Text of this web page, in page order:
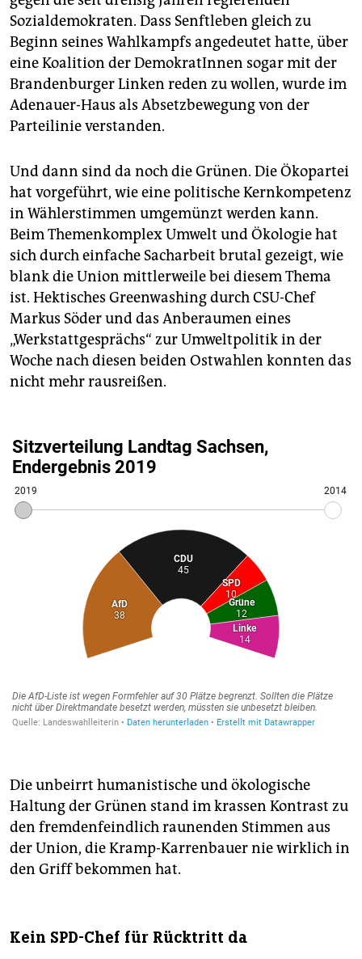
Sozialdemokraten. Dass Senftleben gleich zu
Beginn seines Wahlkampfs angedeutet hatte, über
eine Koalition der DemokratInnen sogar mit der
Brandenburger Linken reden zu wollen, wurde im
Adenauer-Haus als Absetzbewegung von der
Parteilinie verstanden.
Und dann sind da noch die Grünen. Die Ökopartei
hat vorgeführt, wie eine politische Kernkompetenz
in Wählerstimmen umgemünzt werden kann.
Beim Themenkomplex Umwelt und Ökologie hat
sich durch einfache Sacharbeit brutal gezeigt, wie
blank die Union mittlerweile bei diesem Thema
ist. Hektisches Greenwashing durch CSU-Chef
Markus Söder und das Anberaumen eines
„Werkstattgesprächs“ zur Umweltpolitik in der
Woche nach diesen beiden Ostwahlen konnten das
nicht mehr rausreißen.
Die unbeirrt humanistische und ökologische
Haltung der Grünen stand im krassen Kontrast zu
den fremdenfeindlich raunenden Stimmen aus
der Union, die Kramp-Karrenbauer nie wirklich in
den Griff bekommen hat.
Kein SPD-Chef für Rücktritt da